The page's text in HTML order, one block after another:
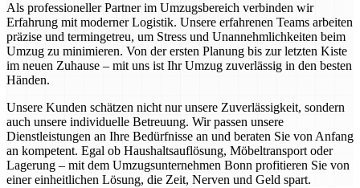
Als professioneller Partner im Umzugsbereich verbinden wir
Erfahrung mit moderner Logistik. Unsere erfahrenen Teams arbeiten
präzise und termingetreu, um Stress und Unannehmlichkeiten beim
Umzug zu minimieren. Von der ersten Planung bis zur letzten Kiste
im neuen Zuhause – mit uns ist Ihr Umzug zuverlässig in den besten
Händen.
Unsere Kunden schätzen nicht nur unsere Zuverlässigkeit, sondern
auch unsere individuelle Betreuung. Wir passen unsere
Dienstleistungen an Ihre Bedürfnisse an und beraten Sie von Anfang
an kompetent. Egal ob Haushaltsauflösung, Möbeltransport oder
Lagerung – mit dem Umzugsunternehmen Bonn profitieren Sie von
einer einheitlichen Lösung, die Zeit, Nerven und Geld spart.